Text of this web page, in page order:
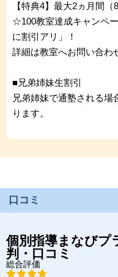
【特典4】最大2ヵ月間
☆100教室達成キャンペ
に割引アリ」！
詳細は教室へお問い合わ
■兄弟姉妹生割引
兄弟姉妹で通塾される場
ります。
口コミ
個別指導まなびプ
判・口コミ
総合評価